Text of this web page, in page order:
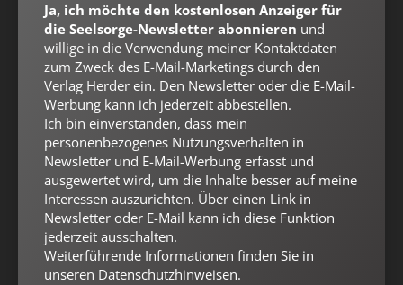
Nach oben
Ja, ich möchte den kostenlosen Anzeiger für
die Seelsorge-Newsletter abonnieren und
willige in die Verwendung meiner Kontaktdaten
zum Zweck des E-Mail-Marketings durch den
Verlag Herder ein. Den Newsletter oder die E-Mail-
Werbung kann ich jederzeit abbestellen.
Ich bin einverstanden, dass mein
personenbezogenes Nutzungsverhalten in
Newsletter und E-Mail-Werbung erfasst und
ausgewertet wird, um die Inhalte besser auf meine
Interessen auszurichten. Über einen Link in
Newsletter oder E-Mail kann ich diese Funktion
jederzeit ausschalten.
Weiterführende Informationen finden Sie in
unseren Datenschutzhinweisen.